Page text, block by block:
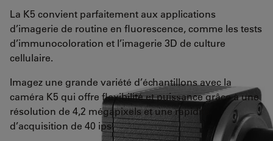
La K5 convient parfaitement aux applications
d’imagerie de routine en fluorescence, comme les tests
d’immunocoloration et l’imagerie 3D de culture
cellulaire.
Imagez une grande variété d’échantillons avec la
caméra K5 qui offre flexibilité et puissance grâce à une
résolution de 4,2 mégapixels et une rapidité
d’acquisition de 40 ips.